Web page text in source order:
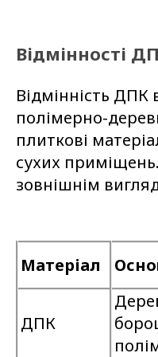
Відмінності
Відмінність
полімерно-
плиткові
сухих
зовнішнім
Матеріал
ДПК